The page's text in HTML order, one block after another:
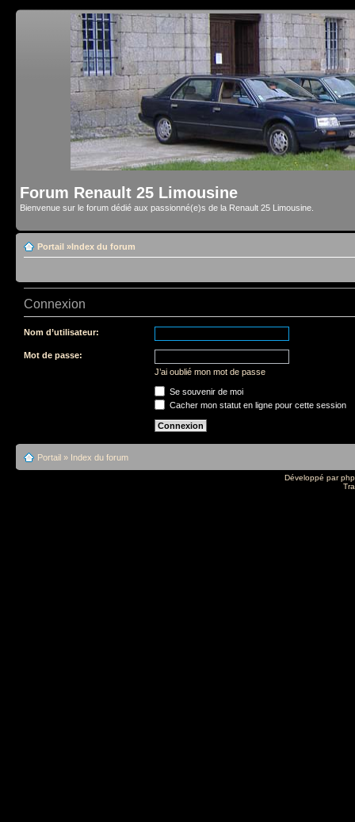
Forum Renault 25 Limousine
Bienvenue sur le forum dédié aux passionné(e)s de la Renault 25 Limousine.
Portail »Index du forum
Connexion
Nom d’utilisateur:
Mot de passe:
J’ai oublié mon mot de passe
Se souvenir de moi
Cacher mon statut en ligne pour cette session
Portail » Index du forum
Développé par